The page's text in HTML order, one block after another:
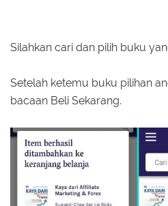
Silahkan cari dan pilih buku
Setelah ketemu buku pilihan
bacaan Beli Sekarang.